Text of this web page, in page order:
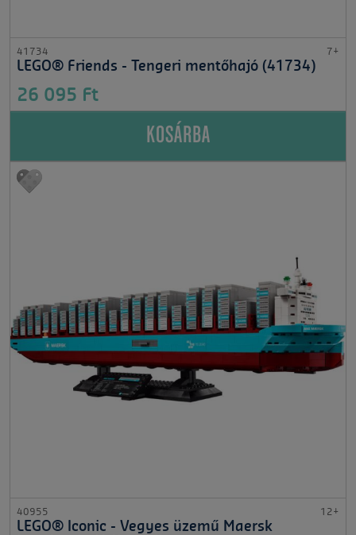
41734 7+
LEGO® Friends - Tengeri mentőhajó (41734)
26 095 Ft
KOSÁRBA
40955 12+
LEGO® Iconic - Vegyes üzemű Maersk